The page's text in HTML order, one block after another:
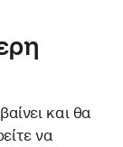
και θα
να